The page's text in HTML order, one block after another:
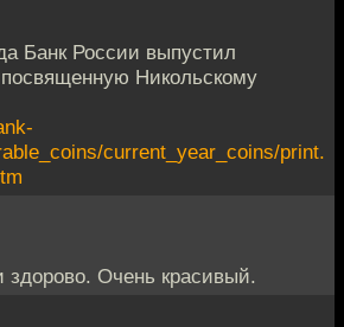
Банк России выпустил
Никольскому
current_year_coins/print.
здорово. Очень красивый.